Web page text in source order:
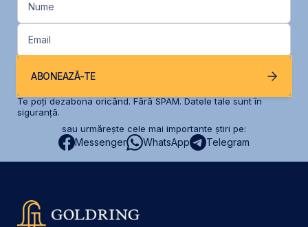
Nume
Email
ABONEAZĂ-TE
Te poți dezabona oricând. Fără SPAM. Datele tale sunt în
siguranță.
sau urmărește cele mai importante știri pe:
Messenger WhatsApp Telegram